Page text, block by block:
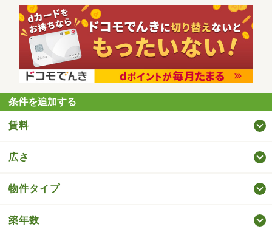
条件を追加する
賃料
広さ
物件タイプ
築年数